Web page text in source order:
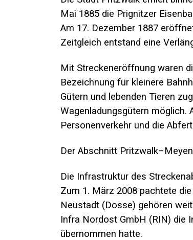
Mai 1885 die Prignitzer
Am 17. Dezember 1887
Zeitgleich entstand eine
Mit Streckeneröffnung waren
Bezeichnung für kleinere
Gütern und lebenden Tieren
Wagenladungsgütern möglich.
Personenverkehr und die
Der Abschnitt
Die Infrastruktur des
Zum 1. März 2008 pachtete
Neustadt (Dosse) gehören
Infra Nordost GmbH (RIN) die
übernommen hatte.